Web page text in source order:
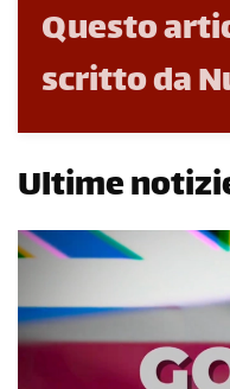
Questo
scritto da
Ultime